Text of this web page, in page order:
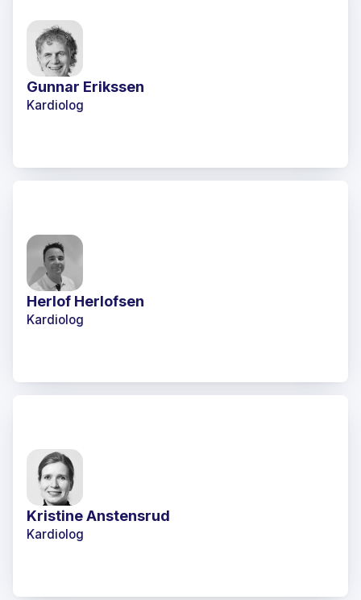
Gunnar Erikssen
Kardiolog
Herlof Herlofsen
Kardiolog
Kristine Anstensrud
Kardiolog